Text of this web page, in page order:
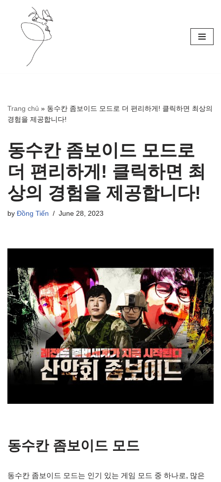
Skip
Trang chủ » 동수칸 좀보이드 모드로 더 편리하게! 클릭하면 최상의
경험을 제공합니다!
동수칸 좀보이드 모드로
더 편리하게! 클릭하면 최
상의 경험을 제공합니다!
by Đồng Tiến June 28, 2023
동수칸 좀보이드 모드
동수칸 좀보이드 모드는 인기 있는 게임 모드 중 하나로, 많은